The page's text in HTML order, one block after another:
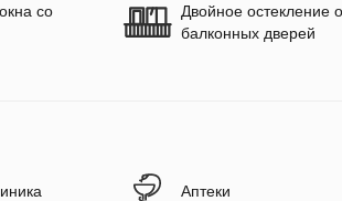
со
Двойное остекление
балконных дверей
Аптеки